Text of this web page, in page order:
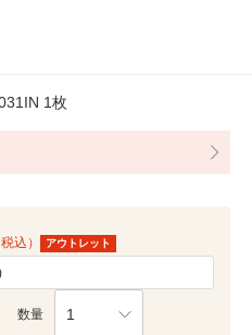
1枚
税込） アウトレット
数量 1